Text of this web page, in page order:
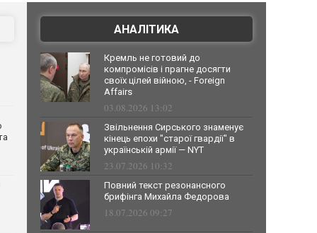
АНАЛІТИКА
Кремль не готовий до
компромісів і прагне досягти
своїх цілей війною, - Foreign
Affairs
03.08.2026 13:02
Звільнення Сирського знаменує
кінець епохи "старої гвардії" в
українській армії — NYT
23.07.2026 10:32
Повний текст резонансного
брифінга Михайла Федорова
18.07.2026 09:27